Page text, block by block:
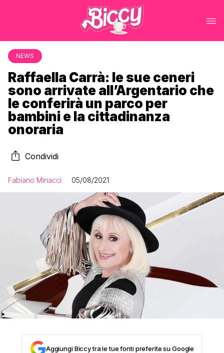
NEWS
Raffaella Carrà: le sue ceneri
sono arrivate all’Argentario che
le conferirà un parco per
bambini e la cittadinanza
onoraria
Condividi
Fabiano Minacci 05/08/2021
Aggiungi Biccy tra le tue fonti preferite su Google